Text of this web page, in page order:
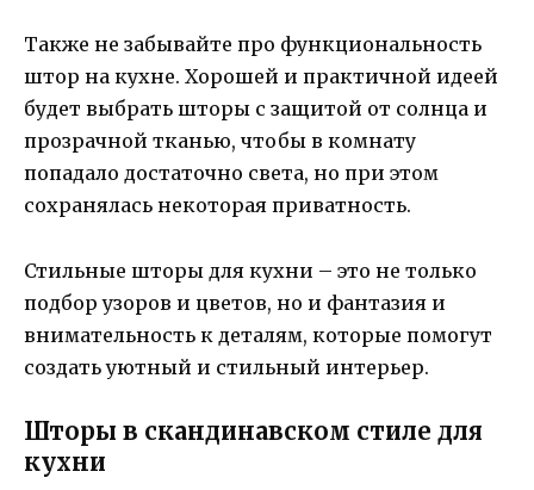
Также не забывайте про функциональность
штор на кухне. Хорошей и практичной идеей
будет выбрать шторы с защитой от солнца и
прозрачной тканью, чтобы в комнату
попадало достаточно света, но при этом
сохранялась некоторая приватность.
Стильные шторы для кухни – это не только
подбор узоров и цветов, но и фантазия и
внимательность к деталям, которые помогут
создать уютный и стильный интерьер.
Шторы в скандинавском стиле для
кухни